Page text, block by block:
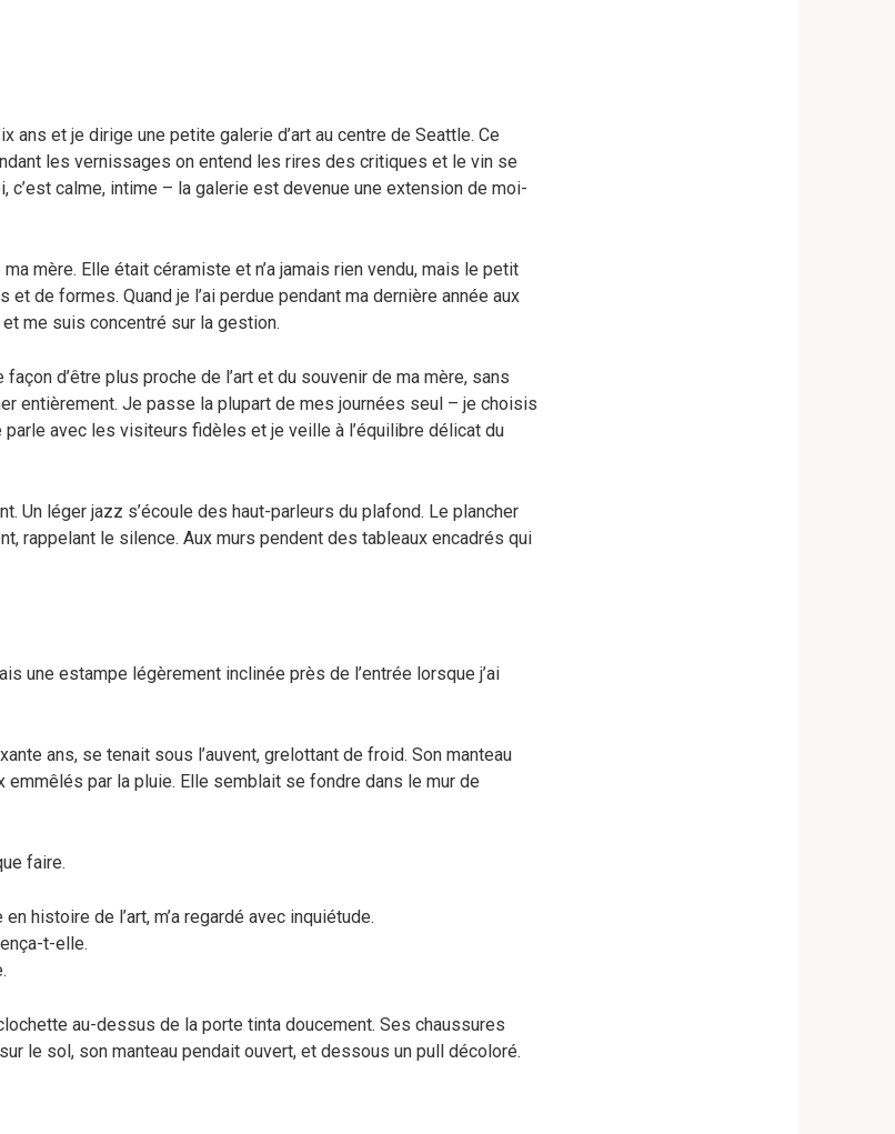
ans et je dirige une petite galerie d’art au centre de Seattle. Ce
les vernissages on entend les rires des critiques et le vin se
c’est calme, intime – la galerie est devenue une extension de moi-
ma mère. Elle était céramiste et n’a jamais rien vendu, mais le petit
de formes. Quand je l’ai perdue pendant ma dernière année aux
me suis concentré sur la gestion.
d’être plus proche de l’art et du souvenir de ma mère, sans
entièrement. Je passe la plupart de mes journées seul – je choisis
avec les visiteurs fidèles et je veille à l’équilibre délicat du
Un léger jazz s’écoule des haut-parleurs du plafond. Le plancher
rappelant le silence. Aux murs pendent des tableaux encadrés qui
une estampe légèrement inclinée près de l’entrée lorsque j’ai
ans, se tenait sous l’auvent, grelottant de froid. Son manteau
emmêlés par la pluie. Elle semblait se fondre dans le mur de
faire.
histoire de l’art, m’a regardé avec inquiétude.
t-elle.
au-dessus de la porte tinta doucement. Ses chaussures
le sol, son manteau pendait ouvert, et dessous un pull décoloré.